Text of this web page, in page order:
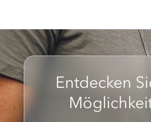
Entdecken